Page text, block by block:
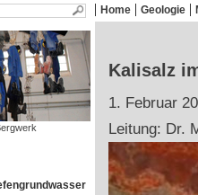
Home Geologie
Kalisalz
1. Februar
Leitung: Dr.